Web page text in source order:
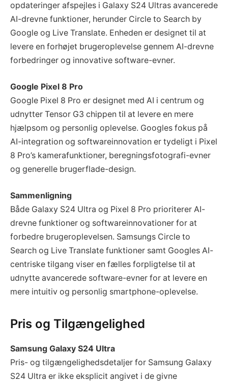
opdateringer afspejles i Galaxy S24 Ultras avancerede
AI-drevne funktioner, herunder Circle to Search by
Google og Live Translate. Enheden er designet til at
levere en forhøjet brugeroplevelse gennem AI-drevne
forbedringer og innovative software-evner.
Google Pixel 8 Pro
Google Pixel 8 Pro er designet med AI i centrum og
udnytter Tensor G3 chippen til at levere en mere
hjælpsom og personlig oplevelse. Googles fokus på
AI-integration og softwareinnovation er tydeligt i Pixel
8 Pro’s kamerafunktioner, beregningsfotografi-evner
og generelle brugerflade-design.
Sammenligning
Både Galaxy S24 Ultra og Pixel 8 Pro prioriterer AI-
drevne funktioner og softwareinnovationer for at
forbedre brugeroplevelsen. Samsungs Circle to
Search og Live Translate funktioner samt Googles AI-
centriske tilgang viser en fælles forpligtelse til at
udnytte avancerede software-evner for at levere en
mere intuitiv og personlig smartphone-oplevelse.
Pris og Tilgængelighed
Samsung Galaxy S24 Ultra
Pris- og tilgængelighedsdetaljer for Samsung Galaxy
S24 Ultra er ikke eksplicit angivet i de givne